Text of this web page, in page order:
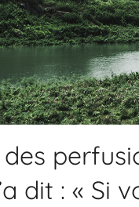
dit : « Si